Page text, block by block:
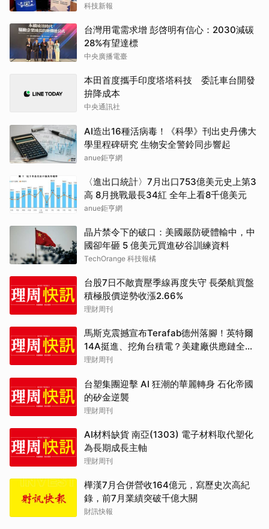
科技新報
台灣用電需求增 彭啓明有信心：2030減碳
28%有望達標
中央廣播電臺
本田首度攜手印度塔塔科技 委託車台開發
拚降成本
中央通訊社
AI造出16種活病毒！《科學》刊出史丹佛大
學里程碑研究 生物安全警鈴同步響起
anue鉅亨網
〈進出口統計〉7月出口753億美元史上第3
高 8月挑戰最長34紅 全年上看8千億美元
anue鉅亨網
晶片禁令下的破口：美國嚴防硬體輸中，中
國卻年砸 5 億美元買進矽谷訓練資料
TechOrange 科技報橘
台股7日不敵賣壓季線再度失守 長榮航買盤
積極股價逆勢收漲2.66%
理財周刊
馬斯克震撼宣布Terafab德州落腳！英特爾
14A挺進、挖角台積電？美建廠供應鏈全解
析
理財周刊
台塑集團迎擊 AI 狂潮的華麗轉身 石化帝國
的矽金逆襲
理財周刊
AI材料缺貨 南亞(1303) 電子材料取代塑化
為長期成長主軸
理財周刊
樺漢7月合併營收164億元，寫歷史次高紀
錄，前7月業績突破千億大關
財訊快報